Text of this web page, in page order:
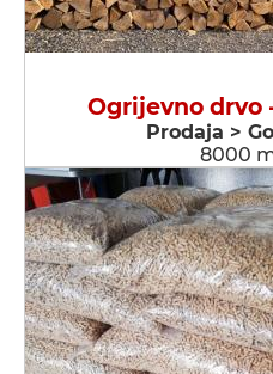
Ogrijevno drvo
Prodaja >
8000